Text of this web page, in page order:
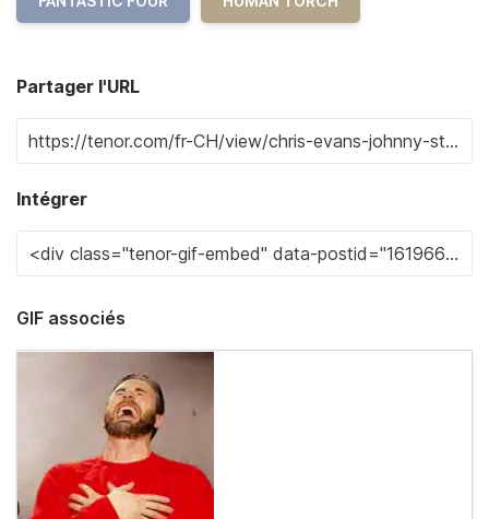
Partager l'URL
Intégrer
GIF associés